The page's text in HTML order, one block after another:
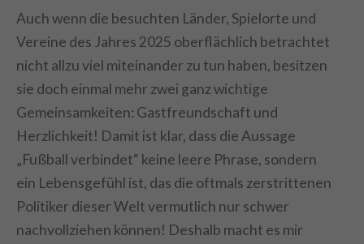
Auch wenn die besuchten Länder, Spielorte und
Vereine des Jahres 2025 oberflächlich betrachtet
nicht allzu viel miteinander zu tun haben, besitzen
sie doch einmal mehr zwei ganz wichtige
Gemeinsamkeiten: Gastfreundschaft und
Herzlichkeit! Damit ist klar, dass die Aussage
„Fußball verbindet“ keine leere Phrase, sondern
ein Lebensgefühl ist, das die oftmals zerstrittenen
Politiker dieser Welt vermutlich nur schwer
nachvollziehen können! Deshalb macht es mir